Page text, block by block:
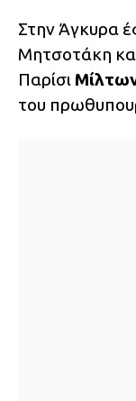
Στην Άγκυρα
Μητσοτάκη
Παρίσι
του